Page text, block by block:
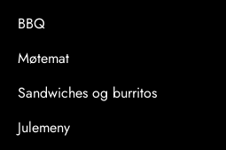
BBQ
Møtemat
Sandwiches og burritos
Julemeny